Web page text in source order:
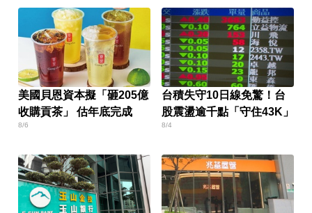
美國貝恩資本擬「砸205億
收購貢茶」 估年底完成
8/6
台積失守10日線免驚！台
股震盪逾千點「守住43K」
8/4